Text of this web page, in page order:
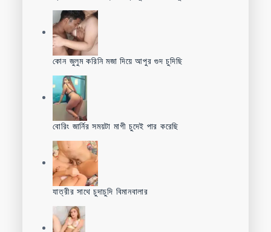
কোন জুলুম করিনি মজা দিয়ে আপুর গুদ চুদিছি
বোরিং জার্নির সময়টা মাগী চুদেই পার করেছি
যাত্রীর সাথে চুদাচুদি বিমানবালার